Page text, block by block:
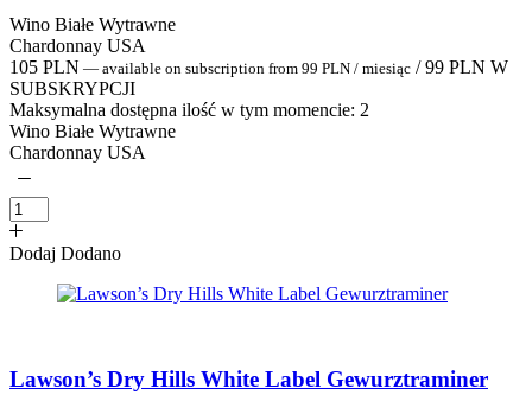
Wino Białe Wytrawne
Chardonnay USA
105 PLN — available on subscription from 99 PLN / miesiąc / 99 PLN W
SUBSKRYPCJI
Maksymalna dostępna ilość w tym momencie: 2
Wino Białe Wytrawne
Chardonnay USA
Dodaj Dodano
Lawson’s Dry Hills White Label Gewurztraminer